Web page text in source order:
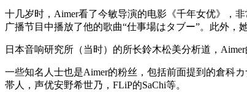
十几岁时，Aimer看了今敏导演的电影《千年女优》，
广播节目中播放了他的歌曲“仕事場はタブー”。此外，
日本音响研究所（当时）的所长鈴木松美分析道，
一些知名人士也是Aimer的粉丝，包括前面提到的倉科
帯人，声优安野希世乃，FLiP的SaChi等。